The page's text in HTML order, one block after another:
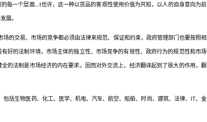
每一个层面...t也许，这一种以货品的客观性使用价值为共知，以人的自身意向为前
展。
的交易、市场的竞争都必须由法律来规范、保证和约束，政府管理部门也要按照相
好的法制环境，市场主体的独立性、市场竞争的有效性、政府行为的规范性和市场
的法制是市场经济的内在要求。因而对外交流上，经济翻译起到了很大的作用，翻
生物医药、化工、医学、机电、汽车、航空、船舶、时尚、建筑、法律、IT、金